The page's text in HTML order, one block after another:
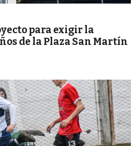
para exigir la
de la Plaza San Martín